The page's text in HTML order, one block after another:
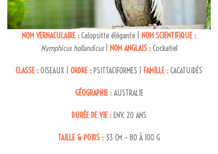
NOM VERNACULAIRE : Calopsitte élégante |
NOM SCIENTIFIQUE :
Nymphicus hollandicus NOM ANGLAIS :Cockatiel
CLASSE : OISEAUX | ORDRE : PSITTACIFORMES | FAMILLE : CACATUIDÉS
GÉOGRAPHIE :AUSTRALIE
DURÉE DE VIE : ENV. 20 ANS
TAILLE & POIDS : 33 CM – 80 À 100 G